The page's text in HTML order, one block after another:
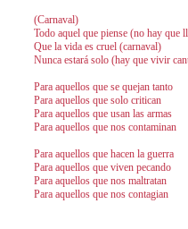
(Carnaval)
Todo aquel que piense (no hay que
Que la vida es cruel (carnaval)
Nunca estará solo (hay que vivir
Para aquellos que se quejan tanto
Para aquellos que solo critican
Para aquellos que usan las armas
Para aquellos que nos contaminan
Para aquellos que hacen la guerra
Para aquellos que viven pecando
Para aquellos que nos maltratan
Para aquellos que nos contagian